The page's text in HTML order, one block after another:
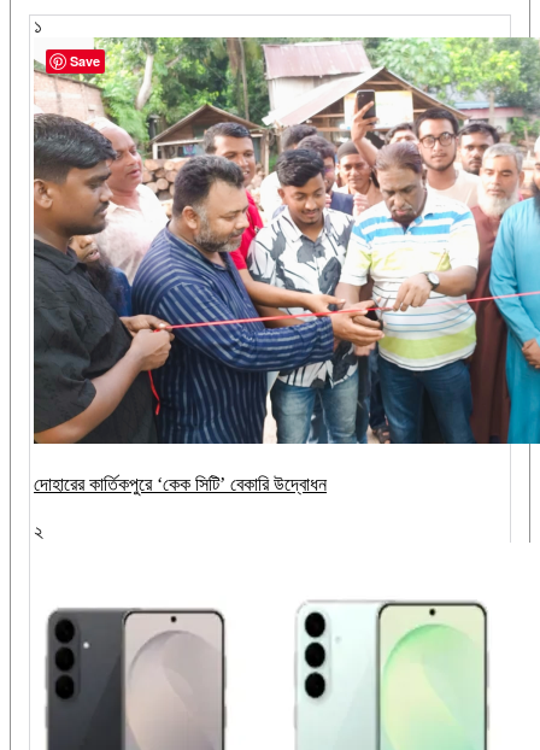
১
দোহারের কার্তিকপুরে ‘কেক সিটি’ বেকারি উদ্বোধন
২
Save